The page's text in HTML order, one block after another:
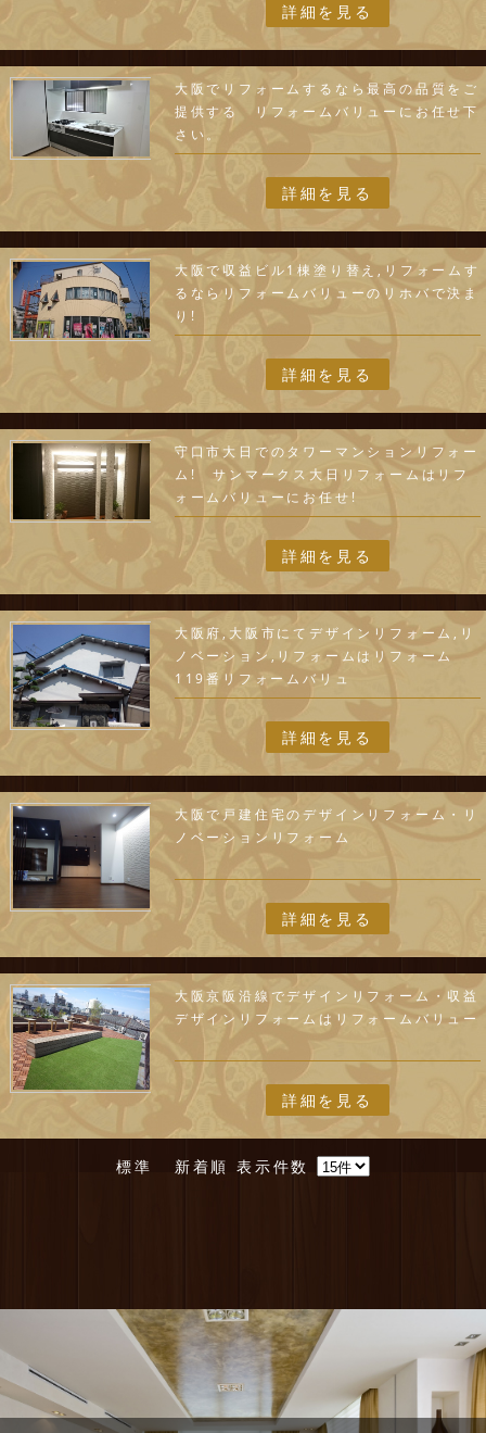
詳細を見る
大阪でリフォームするなら最高の品質をご
提供する リフォームバリューにお任せ下
さい。
詳細を見る
大阪で収益ビル1棟塗り替え,リフォームす
るならリフォームバリューのリホバで決ま
り!
詳細を見る
守口市大日でのタワーマンションリフォー
ム! サンマークス大日リフォームはリフ
ォームバリューにお任せ!
詳細を見る
大阪府,大阪市にてデザインリフォーム,リ
ノベーション,リフォームはリフォーム
119番リフォームバリュ
詳細を見る
大阪で戸建住宅のデザインリフォーム・リ
ノベーションリフォーム
詳細を見る
大阪京阪沿線でデザインリフォーム・収益
デザインリフォームはリフォームバリュー
詳細を見る
標準 新着順 表示件数